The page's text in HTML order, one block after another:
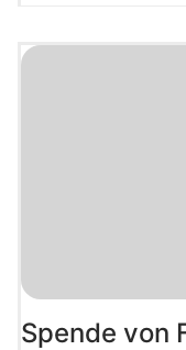
Spende von